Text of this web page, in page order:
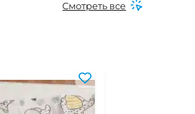
Смотреть все